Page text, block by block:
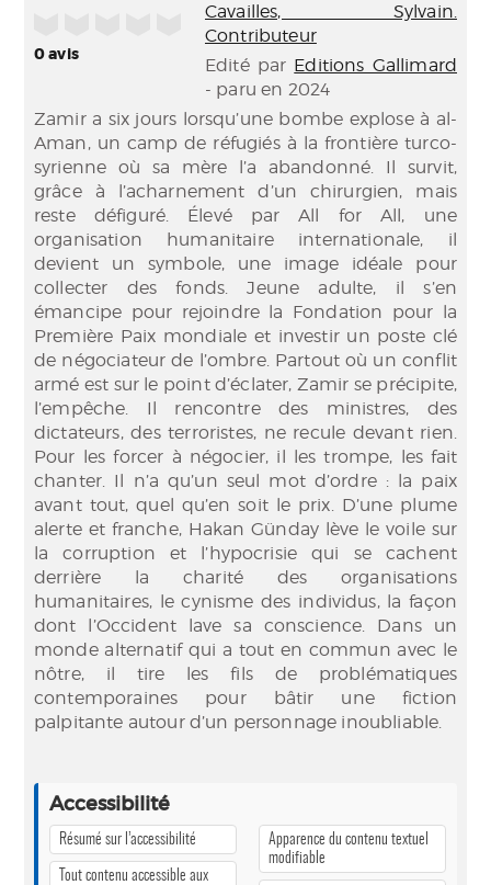
0avis
Cavailles, Sylvain.
Contributeur
Edité par Editions Gallimard
- paru en 2024
Zamir a six jours lorsqu’une bombe explose à al-
Aman, un camp de réfugiés à la frontière turco-
syrienne où sa mère l’a abandonné. Il survit,
grâce à l’acharnement d’un chirurgien, mais
reste défiguré. Élevé par All for All, une
organisation humanitaire internationale, il
devient un symbole, une image idéale pour
collecter des fonds. Jeune adulte, il s’en
émancipe pour rejoindre la Fondation pour la
Première Paix mondiale et investir un poste clé
de négociateur de l’ombre. Partout où un conflit
armé est sur le point d’éclater, Zamir se précipite,
l’empêche. Il rencontre des ministres, des
dictateurs, des terroristes, ne recule devant rien.
Pour les forcer à négocier, il les trompe, les fait
chanter. Il n’a qu’un seul mot d’ordre : la paix
avant tout, quel qu’en soit le prix. D’une plume
alerte et franche, Hakan Günday lève le voile sur
la corruption et l’hypocrisie qui se cachent
derrière la charité des organisations
humanitaires, le cynisme des individus, la façon
dont l’Occident lave sa conscience. Dans un
monde alternatif qui a tout en commun avec le
nôtre, il tire les fils de problématiques
contemporaines pour bâtir une fiction
palpitante autour d’un personnage inoubliable.
Accessibilité
Résumé sur l’accessibilité
Tout contenu accessible aux
Apparence du contenu textuel
modifiable